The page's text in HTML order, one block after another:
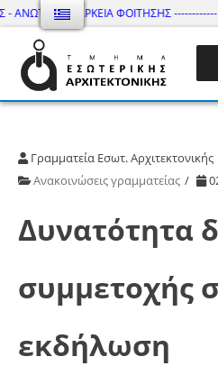
ΑΝΩΤΑΤΗ ΔΙΑΡΚΕΙΑ ΦΟΙΤΗΣΗΣ ------------
Τμήμα Εσωτ.
Γραμματεία Εσωτ. Αρχιτεκτονικής
Ανακοινώσεις γραμματείας
Δυνατότητα
συμμετοχής
εκδήλωση